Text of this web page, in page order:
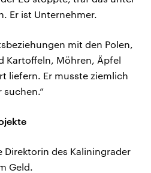
Er ist Unternehmer.
mit den Polen,
Kartoffeln, Möhren, Äpfel
liefern. Er musste ziemlich
suchen.“
Direktorin des Kaliningrader
Geld.